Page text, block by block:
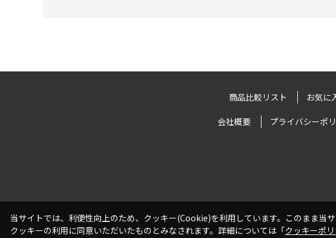
商品比較リスト お気に
会社概要 プライバシーポ
当サイトでは、利便性向上のため、クッキー(Cookie)を利用しています。このまま当
クッキーの利用に同意いただいたものとみなされます。詳細については「クッキーポ